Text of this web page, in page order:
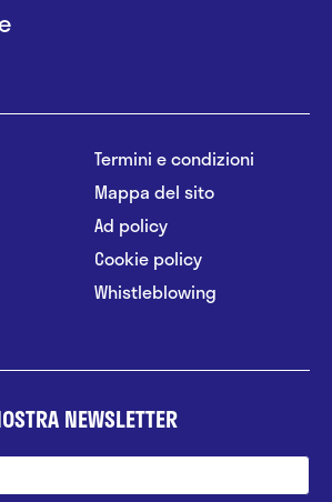
Termini e condizioni
Mappa del sito
Ad policy
Cookie policy
Whistleblowing
NEWSLETTER